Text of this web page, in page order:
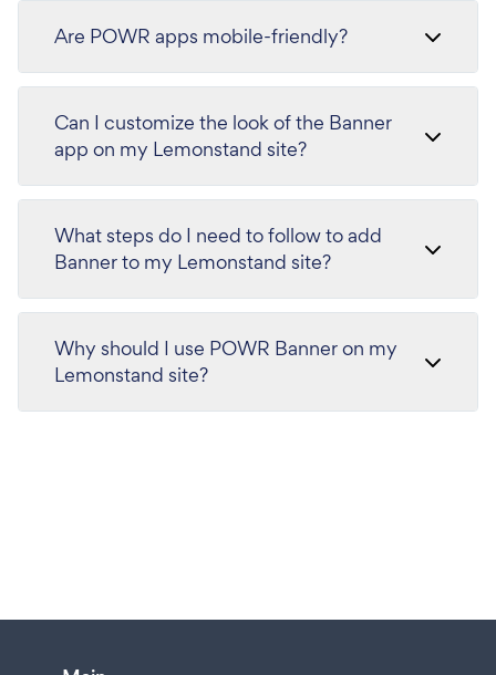
Are POWR apps mobile-friendly?
Can I customize the look of the Banner
app on my Lemonstand site?
What steps do I need to follow to add
Banner to my Lemonstand site?
Why should I use POWR Banner on my
Lemonstand site?